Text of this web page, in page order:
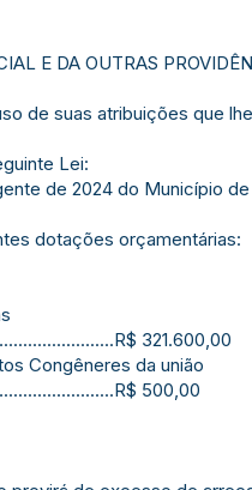
E DA OUTRAS
de suas atribuições que
Lei:
de 2024 do Município
dotações orçamentárias:
321.600,00
Congêneres da união
500,00